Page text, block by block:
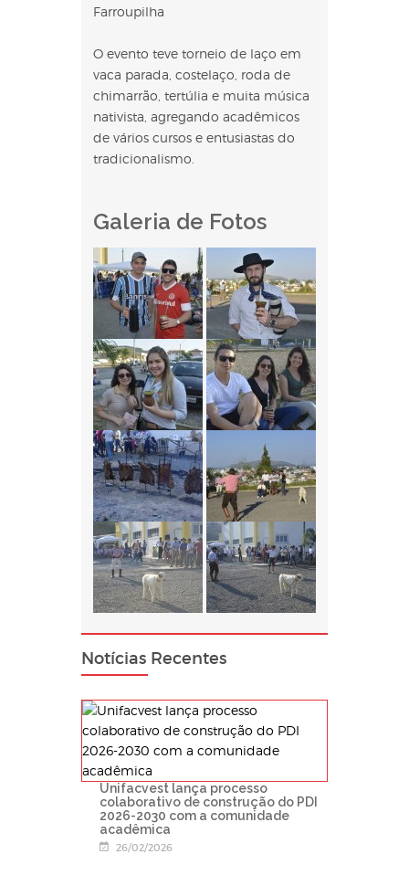
Farroupilha
O evento teve torneio de laço em
vaca parada, costelaço, roda de
chimarrão, tertúlia e muita música
nativista, agregando acadêmicos
de vários cursos e entusiastas do
tradicionalismo.
Galeria de Fotos
Notícias Recentes
Unifacvest lança processo
colaborativo de construção do PDI
2026-2030 com a comunidade
acadêmica
26/02/2026